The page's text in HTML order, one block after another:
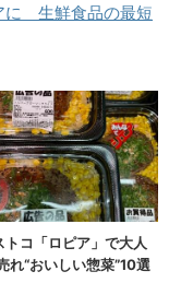
に 生鮮食品の最短